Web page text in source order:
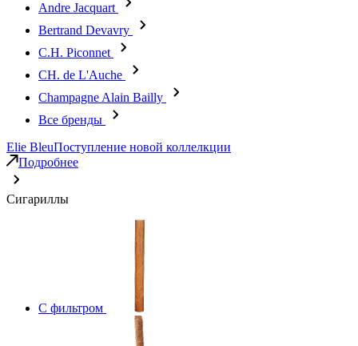
Andre Jacquart
Bertrand Devavry
C.H. Piconnet
CH. de L'Auche
Champagne Alain Bailly
Все бренды
Elie BleuПоступление новой коллелкции
Подробнее
Сигариллы
С фильтром